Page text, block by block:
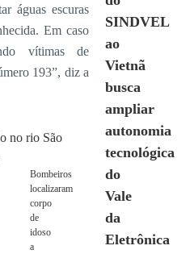
águas escuras
Em caso
vítimas de
193”, diz a
Bombeiros
localizaram
corpo
de
idoso
a
SINDVEL
ao
Vietnã
busca
ampliar
autonomia
tecnológica
do
Vale
da
Eletrônica